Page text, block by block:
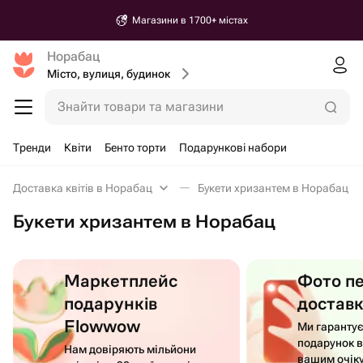
Магазини в 1700+ містах
Норабац
Місто, вулиця, будинок
Знайти товари та магазини
Тренди Квіти Бенто торти Подарункові набори
Доставка квітів в Норабац Букети хризантем в Норабац
Букети хризантем в Норабац
Маркетплейс
подарунків
Flowwow
Нам довіряють мільйони
Фото
Ми
подарунок
вашим